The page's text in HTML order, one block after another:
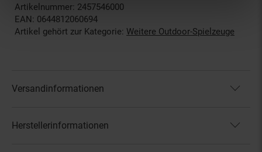
Artikelnummer: 2457546000
EAN: 0644812060694
Artikel gehört zur Kategorie: Weitere Outdoor-Spielzeuge
Versandinformationen
Herstellerinformationen